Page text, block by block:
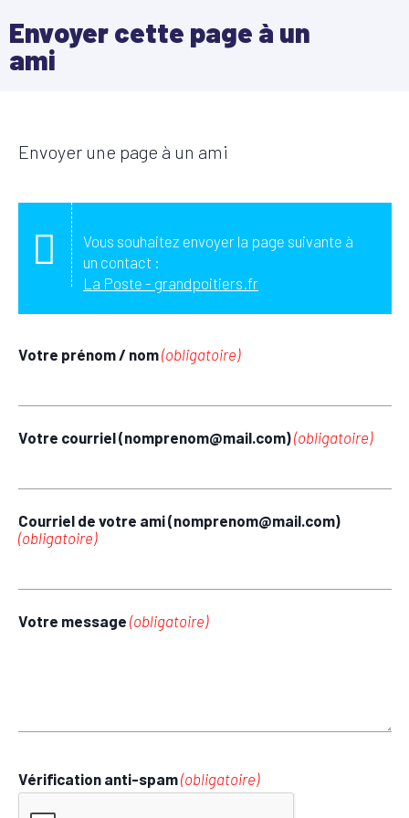
Envoyer cette page à un
ami
Envoyer une page à un ami
Vous souhaitez envoyer la page suivante à
un contact :
La Poste - grandpoitiers.fr
Votre prénom / nom(obligatoire)
Votre courriel (nomprenom@mail.com)(obligatoire)
Courriel de votre ami (nomprenom@mail.com)
(obligatoire)
Votre message (obligatoire)
Vérification anti-spam(obligatoire)